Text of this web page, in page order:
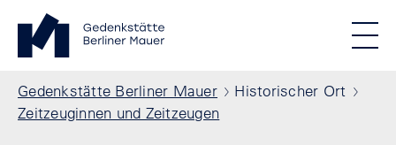
Direkt zum Inhalt
Standortmenu
Show locations
STIFTUNG BERLINER MAUER
Alle Standorte
Gedenkstätte Berliner Mauer Startseite
Pfadnavigation
Gedenkstätte Berliner Mauer
Historischer Ort
Zeitzeuginnen und Zeitzeugen